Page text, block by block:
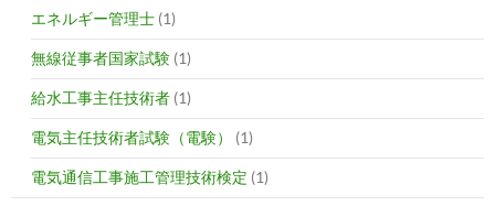
エネルギー管理士 (1)
無線従事者国家試験 (1)
給水工事主任技術者 (1)
電気主任技術者試験（電験） (1)
電気通信工事施工管理技術検定 (1)